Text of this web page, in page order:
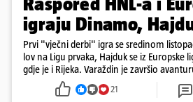
igraju Dinamo,
Prvi "vječni derbi" igra se sredinom
lov na Ligu prvaka, Hajduk se iz Europske
gdje je i Rijeka. Varaždin je završio
21